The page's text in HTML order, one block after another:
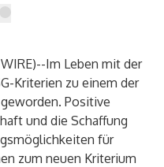
)--Im Leben mit der
Kriterien zu einem der
Positive
und die Schaffung
für
zum neuen Kriterium